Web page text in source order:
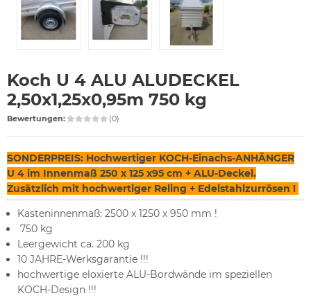
Koch U 4 ALU ALUDECKEL
2,50x1,25x0,95m 750 kg
Bewertungen: (0)
SONDERPREIS: Hochwertiger KOCH-Einachs-ANHÄNGER
U 4 im Innenmaß 250 x 125 x95 cm + ALU-Deckel.
Zusätzlich mit hochwertiger Reling + Edelstahlzurrösen !
Kasteninnenmaß: 2500 x 1250 x 950 mm !
750 kg
Leergewicht ca. 200 kg
10 JAHRE-Werksgarantie !!!
hochwertige eloxierte ALU-Bordwände im speziellen
KOCH-Design !!!